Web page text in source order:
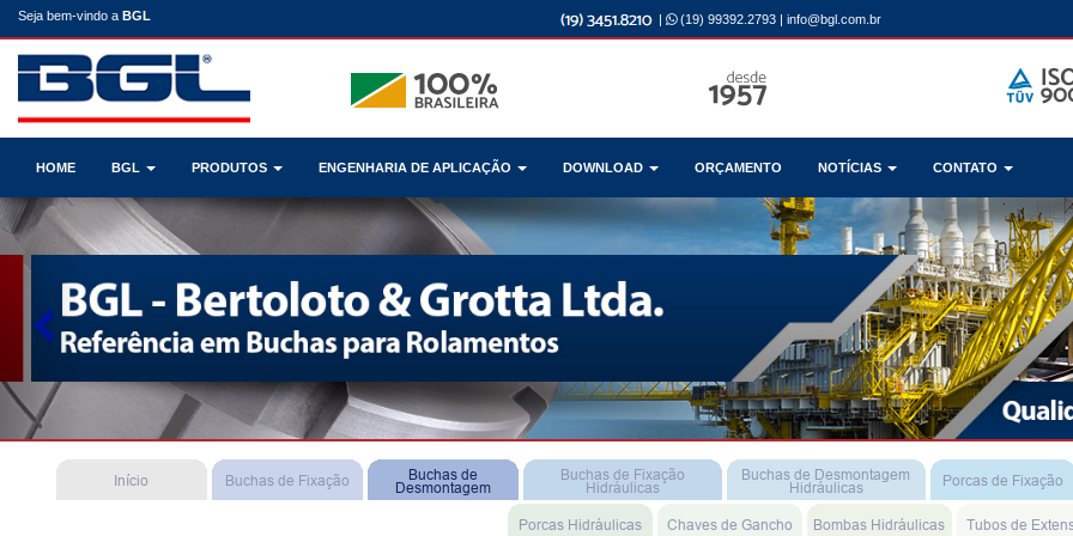
Seja bem-vindo a BGL | (19) 99392.2793 | info@bgl.com.br
HOME BGL PRODUTOS ENGENHARIA DE APLICAÇÃO DOWNLOAD ORÇAMENTO NOTÍCIAS CONTATO
Previous